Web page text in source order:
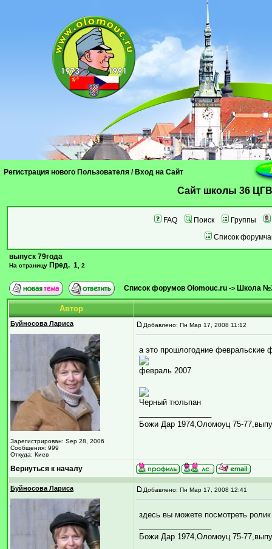
Регистрация нового Пользователя / Вход на Сайт
Cайт школы 36
FAQ Поиск
Группы
Список
выпуск 79года
На страницу Пред. 1 2
Список форумов Olomouc.ru -> Школа
Автор
Буйносова Лариса
Зарегистрирован: Sep 28, 2006
Сообщения: 999
Откуда: Киев
Добавлено: Пн Мар 17, 2008 11:12
а это прошлогодние февральские
февраль 2007
Черный тюльпан
Божи Дар 1974,Оломоуц 75-
Вернуться к началу
Буйносова Лариса Добавлено: Пн Мар 17, 2008 12:41
здесь вы можете посмотреть
Божи Дар 1974,Оломоуц 75-